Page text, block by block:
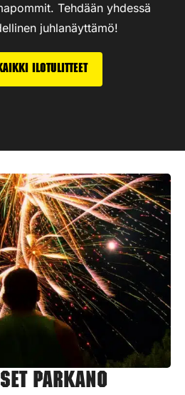
Tehdään yhdessä
juhlanäyttämö!
ilotulitteet
Parkano